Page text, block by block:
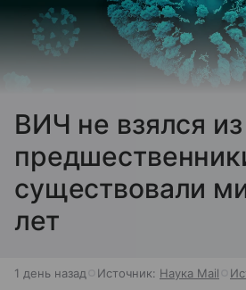
ВИЧ не взялся
существовали
лет
1 день назад Источник: Наука Mail